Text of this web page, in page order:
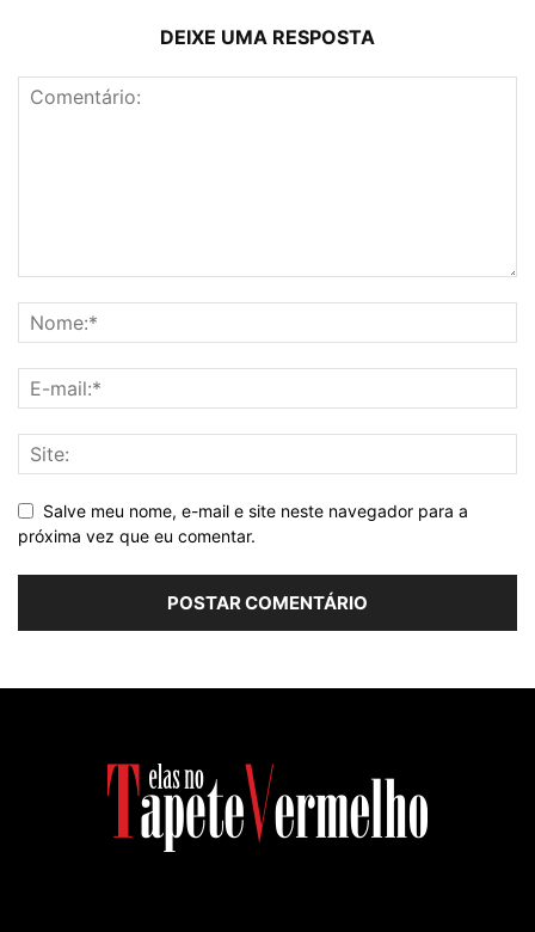
DEIXE UMA RESPOSTA
Salve meu nome, e-mail e site neste navegador para a
próxima vez que eu comentar.